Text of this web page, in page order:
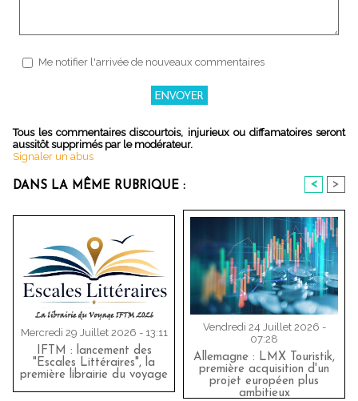
Me notifier l'arrivée de nouveaux commentaires
Tous les commentaires discourtois, injurieux ou diffamatoires seront
aussitôt supprimés par le modérateur.
Signaler un abus
DANS LA MÊME RUBRIQUE : < >
Mercredi 29 Juillet 2026 - 13:11
IFTM : lancement des
"Escales Littéraires", la
première librairie du voyage
Vendredi 24 Juillet 2026 -
07:28
Allemagne : LMX Touristik,
première acquisition d'un
projet européen plus
ambitieux